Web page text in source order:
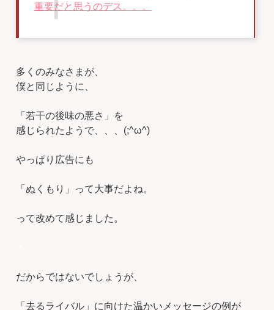
重要だと思うのデス。。。
多くのみなさまが、
僕と同じように、
「若干の後味の悪さ」を
感じられたようで、、、(;^ω^)
やっぱり広告にも
「ぬくもり」って大事だよね。
って改めて感じました。
だからではないでしょうが、
「去るライバル」に向けた温かいメッセージの例が